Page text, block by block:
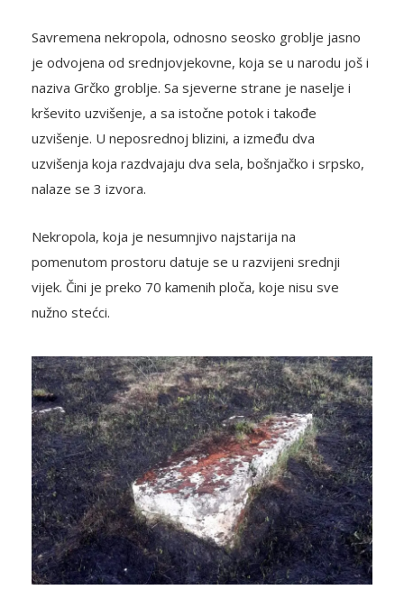
Savremena nekropola, odnosno seosko groblje jasno
je odvojena od srednjovjekovne, koja se u narodu još i
naziva Grčko groblje. Sa sjeverne strane je naselje i
krševito uzvišenje, a sa istočne potok i takođe
uzvišenje. U neposrednoj blizini, a između dva
uzvišenja koja razdvajaju dva sela, bošnjačko i srpsko,
nalaze se 3 izvora.
Nekropola, koja je nesumnjivo najstarija na
pomenutom prostoru datuje se u razvijeni srednji
vijek. Čini je preko 70 kamenih ploča, koje nisu sve
nužno stećci.